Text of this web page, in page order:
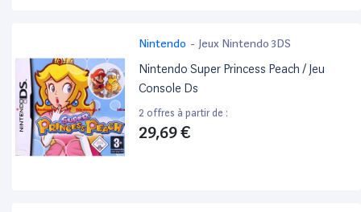
Nintendo - Jeux Nintendo 3DS
Nintendo Super Princess Peach / Jeu
Console Ds
2 offres à partir de :
29,69 €